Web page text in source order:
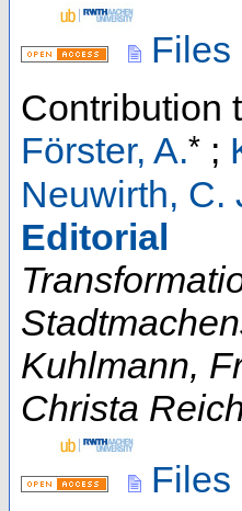
Files
Contribution
Förster, A.* ;
Neuwirth, C.
Editorial
Kuhlmann,
Christa
Files